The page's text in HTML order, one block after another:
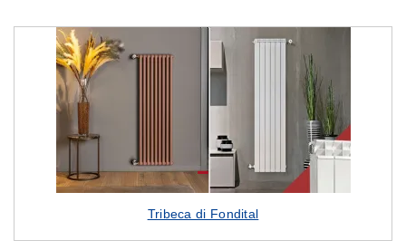
Tribeca di Fondital